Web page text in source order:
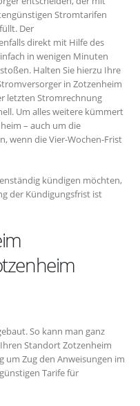
Stromtarifen
Der
direkt mit Hilfe des
in wenigen Minuten
Halten Sie hierzu Ihre
in Zotzenheim
letzten Stromrechnung
Um alles weitere kümmert
– auch um die
wenn die Vier-Wochen-Frist
kündigen möchten,
der Kündigungsfrist ist
So kann man ganz
Standort Zotzenheim
um Zug den Anweisungen im
Tarife für